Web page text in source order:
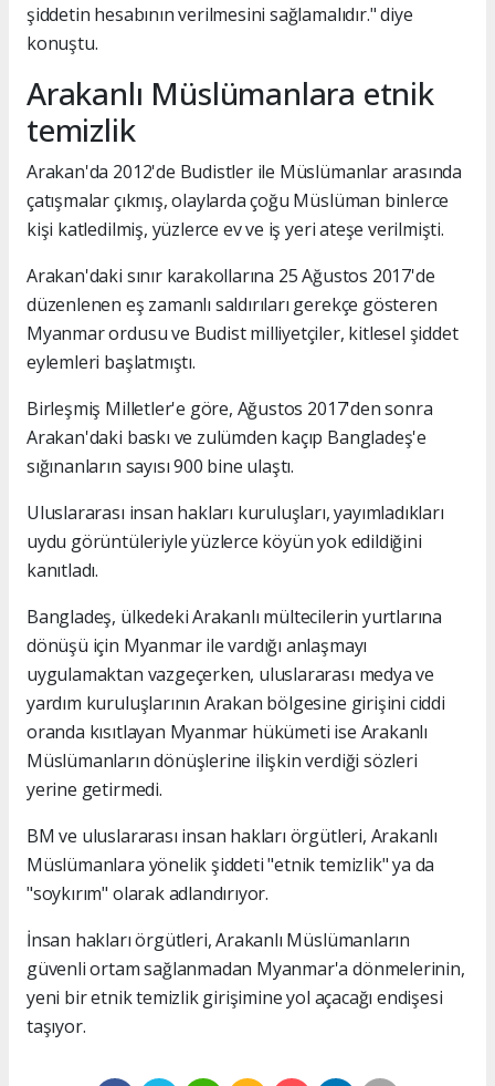
şiddetin hesabının verilmesini sağlamalıdır." diye
konuştu.
Arakanlı Müslümanlara etnik
temizlik
Arakan'da 2012'de Budistler ile Müslümanlar arasında
çatışmalar çıkmış, olaylarda çoğu Müslüman binlerce
kişi katledilmiş, yüzlerce ev ve iş yeri ateşe verilmişti.
Arakan'daki sınır karakollarına 25 Ağustos 2017'de
düzenlenen eş zamanlı saldırıları gerekçe gösteren
Myanmar ordusu ve Budist milliyetçiler, kitlesel şiddet
eylemleri başlatmıştı.
Birleşmiş Milletler'e göre, Ağustos 2017'den sonra
Arakan'daki baskı ve zulümden kaçıp Bangladeş'e
sığınanların sayısı 900 bine ulaştı.
Uluslararası insan hakları kuruluşları, yayımladıkları
uydu görüntüleriyle yüzlerce köyün yok edildiğini
kanıtladı.
Bangladeş, ülkedeki Arakanlı mültecilerin yurtlarına
dönüşü için Myanmar ile vardığı anlaşmayı
uygulamaktan vazgeçerken, uluslararası medya ve
yardım kuruluşlarının Arakan bölgesine girişini ciddi
oranda kısıtlayan Myanmar hükümeti ise Arakanlı
Müslümanların dönüşlerine ilişkin verdiği sözleri
yerine getirmedi.
BM ve uluslararası insan hakları örgütleri, Arakanlı
Müslümanlara yönelik şiddeti "etnik temizlik" ya da
"soykırım" olarak adlandırıyor.
İnsan hakları örgütleri, Arakanlı Müslümanların
güvenli ortam sağlanmadan Myanmar'a dönmelerinin,
yeni bir etnik temizlik girişimine yol açacağı endişesi
taşıyor.